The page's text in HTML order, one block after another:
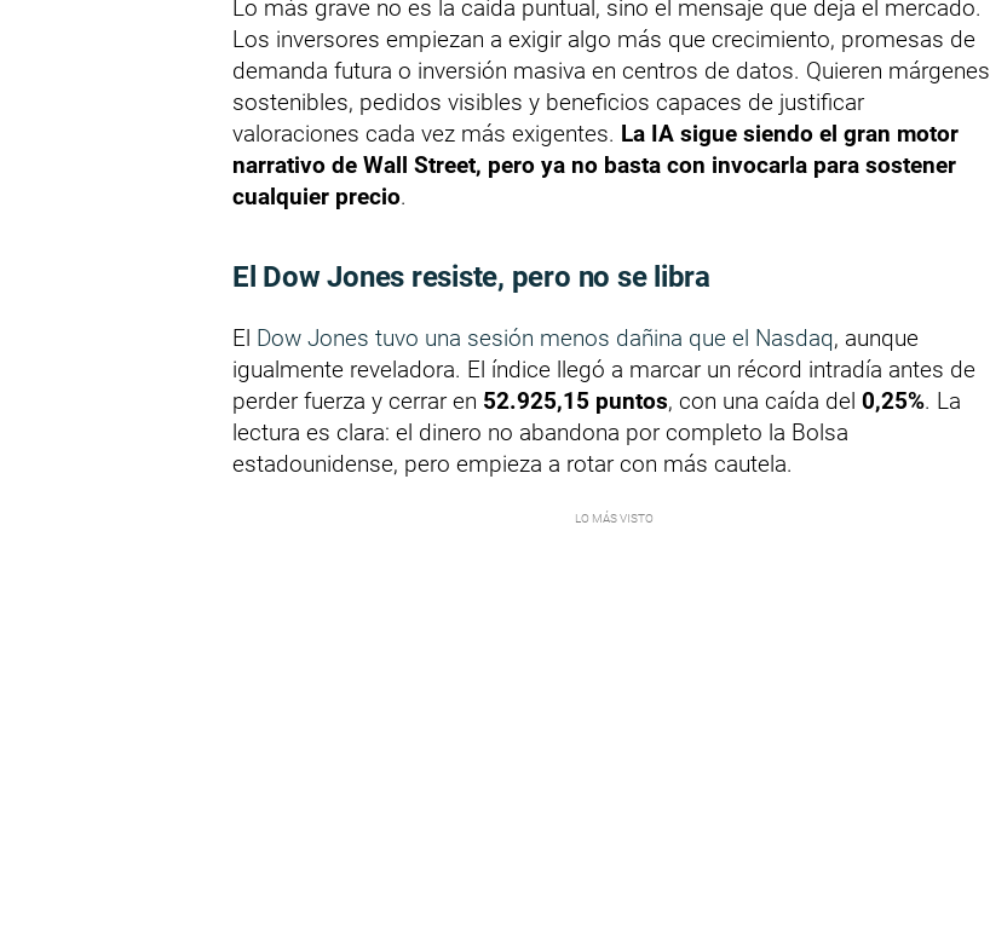
Lo más grave no es la caída puntual, sino el mensaje que deja el mercado.
Los inversores empiezan a exigir algo más que crecimiento, promesas de
demanda futura o inversión masiva en centros de datos. Quieren márgenes
sostenibles, pedidos visibles y beneficios capaces de justificar
valoraciones cada vez más exigentes. La IA sigue siendo el gran motor
narrativo de Wall Street, pero ya no basta con invocarla para sostener
cualquier precio.
El Dow Jones resiste, pero no se libra
El Dow Jones tuvo una sesión menos dañina que el Nasdaq, aunque
igualmente reveladora. El índice llegó a marcar un récord intradía antes de
perder fuerza y cerrar en 52.925,15 puntos, con una caída del 0,25%. La
lectura es clara: el dinero no abandona por completo la Bolsa
estadounidense, pero empieza a rotar con más cautela.